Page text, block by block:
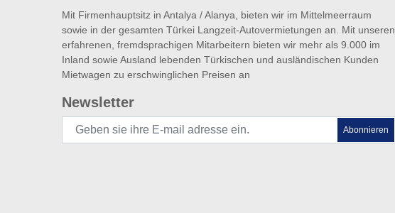
Mit Firmenhauptsitz in Antalya / Alanya, bieten wir im Mittelmeerraum
sowie in der gesamten Türkei Langzeit-Autovermietungen an. Mit unseren
erfahrenen, fremdsprachigen Mitarbeitern bieten wir mehr als 9.000 im
Inland sowie Ausland lebenden Türkischen und ausländischen Kunden
Mietwagen zu erschwinglichen Preisen an
Newsletter
Abonnieren